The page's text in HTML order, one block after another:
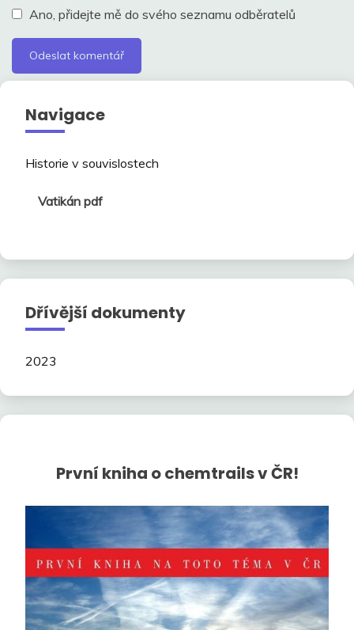
Ano, přidejte mě do svého seznamu odběratelů
Navigace
Historie v souvislostech
Vatikán pdf
Dřívější dokumenty
2023
První kniha o chemtrails v ČR!